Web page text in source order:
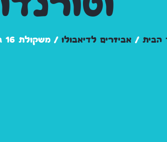
וטורנדו
הבית/ אביזרים לדיאבולו/ משקולת 16 גרם לפינס וטורנדו